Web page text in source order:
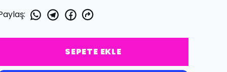
:
SEPETE EKLE